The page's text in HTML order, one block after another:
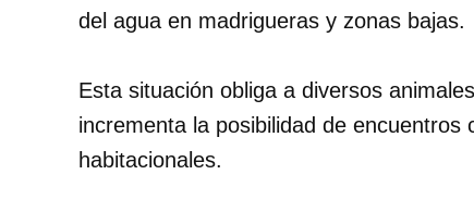
del agua en madrigueras y zonas bajas.
Esta situación obliga a diversos
incrementa la posibilidad de
habitacionales.